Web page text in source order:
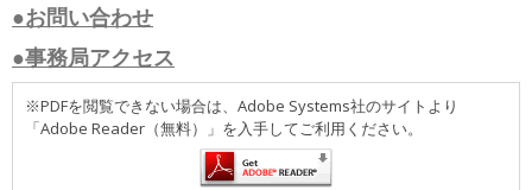
●お問い合わせ
●事務局アクセス
※PDFを閲覧できない場合は、Adobe Systems社のサイトより
「Adobe Reader（無料）」を入手してご利用ください。